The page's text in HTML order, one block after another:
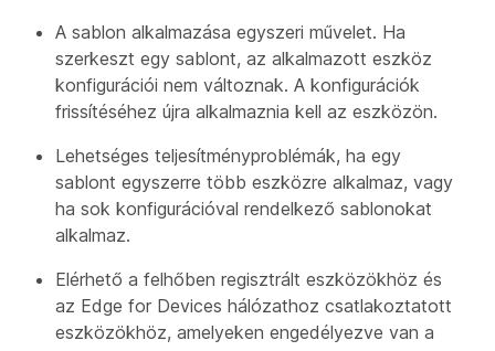
A sablon alkalmazása egyszeri művelet. Ha
szerkeszt egy sablont, az alkalmazott eszköz
konfigurációi nem változnak. A konfigurációk
frissítéséhez újra alkalmaznia kell az eszközön.
Lehetséges teljesítményproblémák, ha egy
sablont egyszerre több eszközre alkalmaz, vagy
ha sok konfigurációval rendelkező sablonokat
alkalmaz.
Elérhető a felhőben regisztrált eszközökhöz és
az Edge for Devices hálózathoz csatlakoztatott
eszközökhöz, amelyeken engedélyezve van a